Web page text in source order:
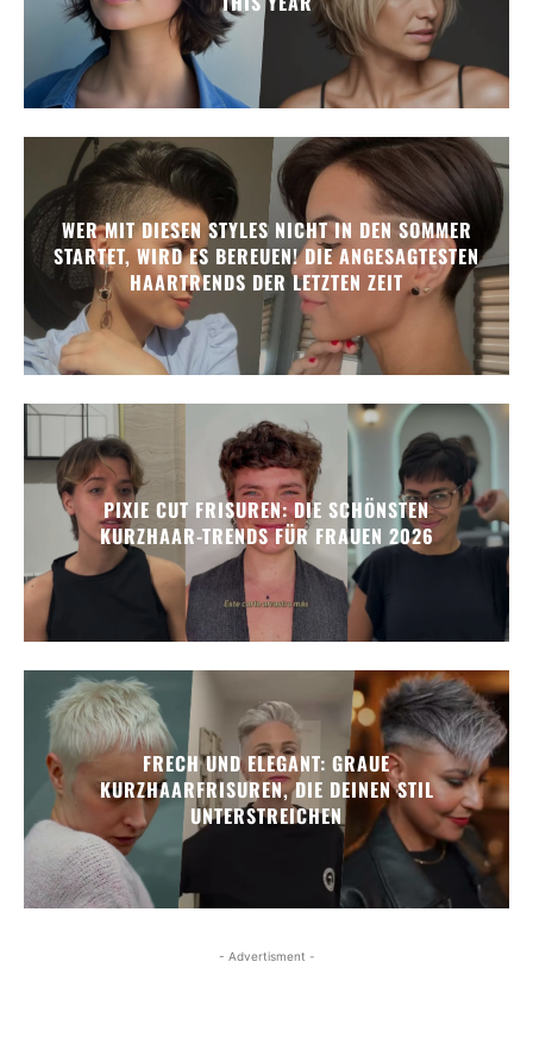
WER MIT DIESEN STYLES NICHT IN DEN SOMMER
STARTET, WIRD ES BEREUEN! DIE ANGESAGTESTEN
HAARTRENDS DER LETZTEN ZEIT
PIXIE CUT FRISUREN: DIE SCHÖNSTEN
KURZHAAR-TRENDS FÜR FRAUEN 2026
FRECH UND ELEGANT: GRAUE
KURZHAARFRISUREN, DIE DEINEN STIL
UNTERSTREICHEN
- Advertisment -